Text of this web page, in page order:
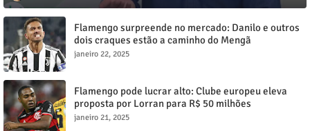
Flamengo surpreende no mercado: Danilo e outros
dois craques estão a caminho do Mengã
janeiro 22, 2025
Flamengo pode lucrar alto: Clube europeu eleva
proposta por Lorran para R$ 50 milhões
janeiro 21, 2025